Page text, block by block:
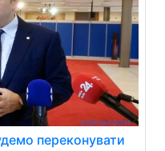
переконувати